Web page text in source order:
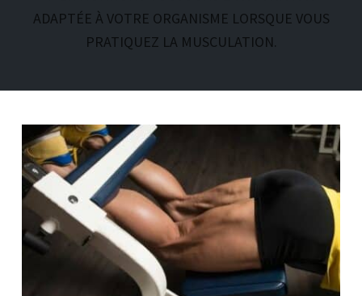
ADAPTÉE À VOTRE ORGANISME LORSQUE VOUS
PRATIQUEZ LA MUSCULATION.